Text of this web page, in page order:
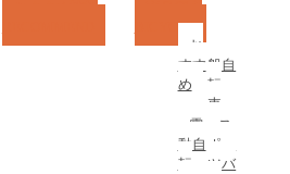
BICYCLE
お
すす
め
般自
転
車
電
動自
転
ス
ポー
ツバ